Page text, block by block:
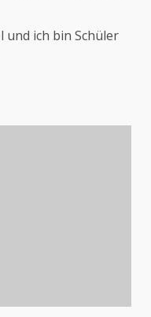
und ich bin Schüler